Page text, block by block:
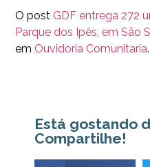
O post GDF entrega 272
Parque dos Ipês, em São
em Ouvidoria Comunitaria.
Está gostando
Compartilhe!